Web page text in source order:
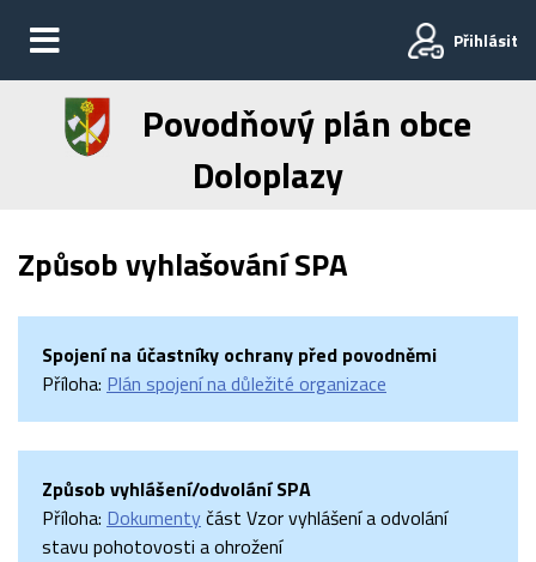
Přihlásit
Povodňový plán obce
Doloplazy
Způsob vyhlašování SPA
Spojení na účastníky ochrany před povodněmi
Příloha: Plán spojení na důležité organizace
Způsob vyhlášení/odvolání SPA
Příloha: Dokumentyčást Vzor vyhlášení a odvolání
stavu pohotovosti a ohrožení